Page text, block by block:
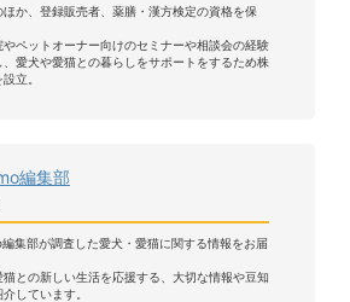
ほか、登録販売者、薬膳・漢方検定の資格を保
やペットオーナー向けのセミナーや相談会の経験
、愛犬や愛猫との暮らしをサポートをするため株
立。
編集部
集部が調査した愛犬・愛猫に関する情報をお届
猫との新しい生活を応援する、大切な情報や豆知
しています。